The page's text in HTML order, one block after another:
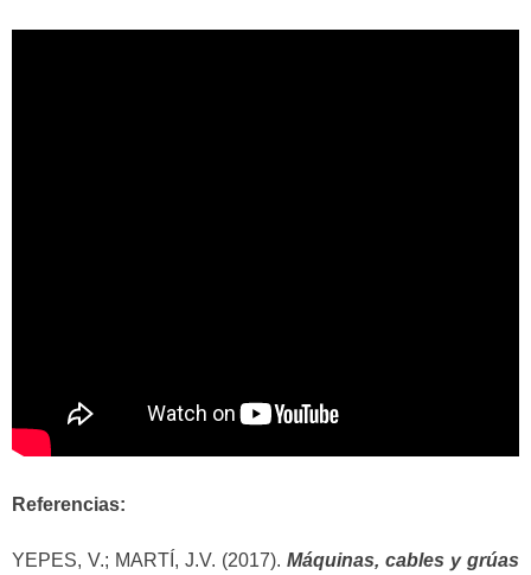
Referencias:
YEPES, V.; MARTÍ, J.V. (2017). Máquinas, cables y grúas